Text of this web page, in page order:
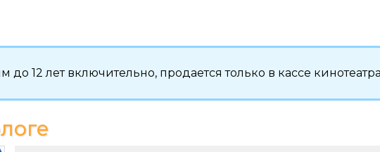
до 12 лет включительно, продается только в кассе